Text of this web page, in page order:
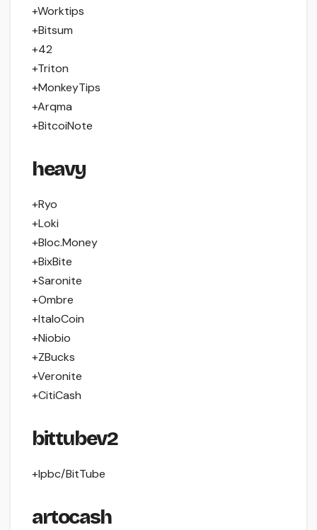
+Worktips
+Bitsum
+42
+Triton
+MonkeyTips
+Arqma
+BitcoiNote
heavy
+Ryo
+Loki
+Bloc.Money
+BixBite
+Saronite
+Ombre
+ItaloCoin
+Niobio
+ZBucks
+Veronite
+CitiCash
bittubev2
+Ipbc/BitTube
artocash